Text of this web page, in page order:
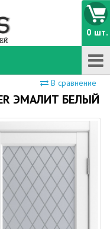
0 шт.
В сравнение
ЭМАЛИТ БЕЛЫЙ